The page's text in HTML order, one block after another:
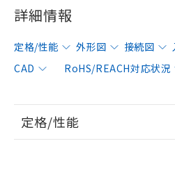
詳細情報
定格/性能 外形図 接続図
CAD
RoHS/REACH対応状況
定格/性能